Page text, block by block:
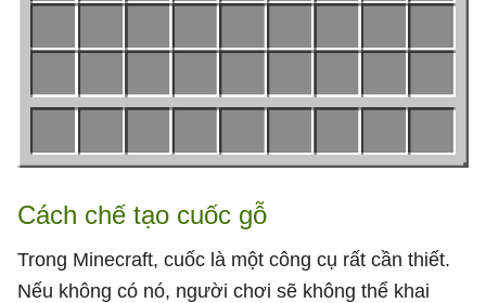
Cách chế tạo cuốc gỗ
Trong Minecraft, cuốc là một công cụ rất cần thiết.
Nếu không có nó, người chơi sẽ không thể khai